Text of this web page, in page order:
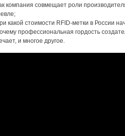
компания совмещает роли
какой стоимости RFID-метки в России
профессиональная гордость
и многое другое.